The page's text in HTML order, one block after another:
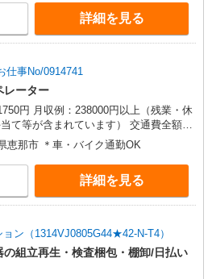
詳細を見る
仕事No/0914741
レーター
円 月収例：238000円以上（残業・休
等が含まれています） 交通費全額支
恵那市 ＊車・バイク通勤OK
詳細を見る
ン（1314VJ0805G44★42-N-T4）
の組立再生・検査梱包・棚卸/日払い